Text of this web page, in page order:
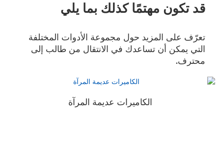
قد تكون مهتمًا كذلك بما يلي
تعرّف على المزيد حول مجموعة الأدوات المختلفة
التي يمكن أن تساعدك في الانتقال من طالب إلى
محترف.
الكاميرات عديمة المرآة